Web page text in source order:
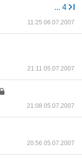
... 4
11:25 06.07.2007
21:11 05.07.2007
21:08 05.07.2007
20:56 05.07.2007